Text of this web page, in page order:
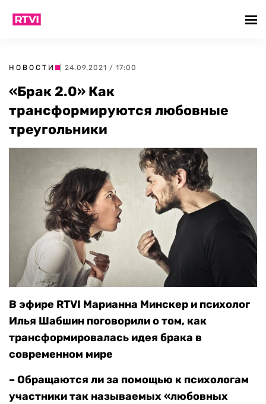
НОВОСТИ | 24.09.2021 / 17:00
«Брак 2.0» Как
трансформируются любовные
треугольники
В эфире RTVI Марианна Минскер и психолог
Илья Шабшин поговорили о том, как
трансформировалась идея брака в
современном мире
– Обращаются ли за помощью к психологам
участники так называемых «любовных